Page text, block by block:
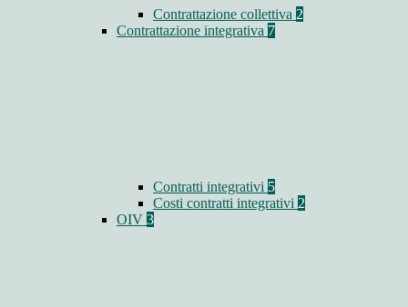
Contrattazione collettiva 2
Contrattazione integrativa 7
Contratti integrativi 5
Costi contratti integrativi 2
OIV 3